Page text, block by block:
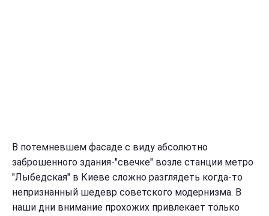
В потемневшем фасаде с виду абсолютно
заброшенного здания-"свечке" возле станции метро
"Лыбедская" в Киеве сложно разглядеть когда-то
непризнанный шедевр советского модернизма. В
наши дни внимание прохожих привлекает только